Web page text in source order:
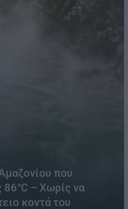
που
86°C – Χωρίς να
κοντά του